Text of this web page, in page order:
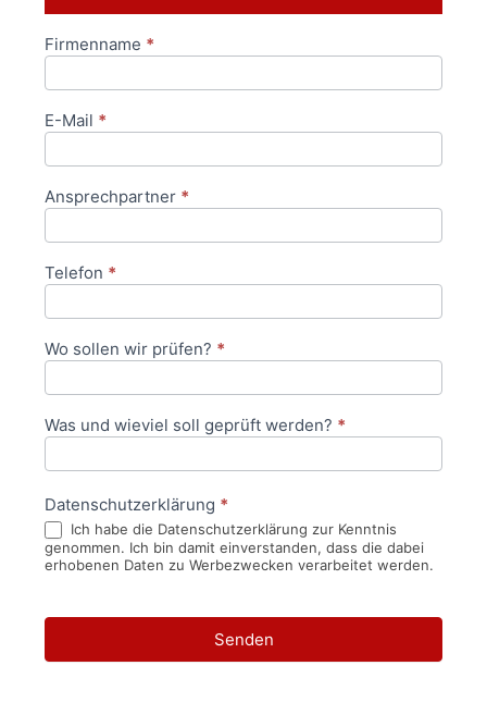
Anfrageformular
Firmenname *
E-Mail *
Ansprechpartner *
Telefon *
Wo sollen wir prüfen? *
Was und wieviel soll geprüft werden? *
Datenschutzerklärung *
Ich habe die Datenschutzerklärung zur Kenntnis
genommen. Ich bin damit einverstanden, dass die dabei
erhobenen Daten zu Werbezwecken verarbeitet werden.
Senden